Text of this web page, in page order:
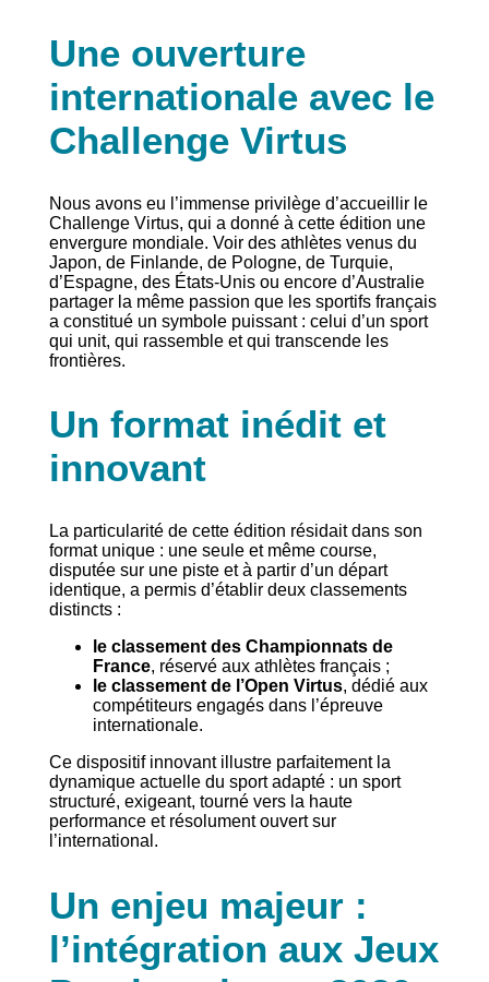
Une ouverture
internationale avec le
Challenge Virtus
Nous avons eu l’immense privilège d’accueillir le
Challenge Virtus, qui a donné à cette édition une
envergure mondiale. Voir des athlètes venus du
Japon, de Finlande, de Pologne, de Turquie,
d’Espagne, des États-Unis ou encore d’Australie
partager la même passion que les sportifs français
a constitué un symbole puissant : celui d’un sport
qui unit, qui rassemble et qui transcende les
frontières.
Un format inédit et
innovant
La particularité de cette édition résidait dans son
format unique : une seule et même course,
disputée sur une piste et à partir d’un départ
identique, a permis d’établir deux classements
distincts :
le classement des Championnats de
France, réservé aux athlètes français ;
le classement de l’Open Virtus, dédié aux
compétiteurs engagés dans l’épreuve
internationale.
Ce dispositif innovant illustre parfaitement la
dynamique actuelle du sport adapté : un sport
structuré, exigeant, tourné vers la haute
performance et résolument ouvert sur
l’international.
Un enjeu majeur :
l’intégration aux Jeux